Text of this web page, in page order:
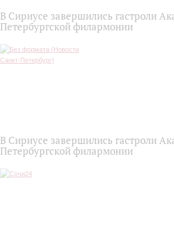
В Сириусе завершились гастроли
Петербургской филармонии
В Сириусе завершились гастроли
Петербургской филармонии